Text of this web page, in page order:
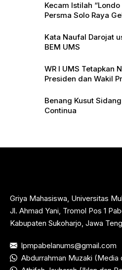
Kecam Istilah
Persma Solo Raya
Kata Naufal Darojat
BEM UMS
WR I UMS Tetapkan
Presiden dan Wakil
Benang Kusut
Continua
Griya Mahasiswa, Universitas
Jl. Ahmad Yani, Tromol Pos 1
Kabupaten Sukoharjo, Jawa
lpmpabelanums@gmail.com
Abdurrahman Muzaki (Media